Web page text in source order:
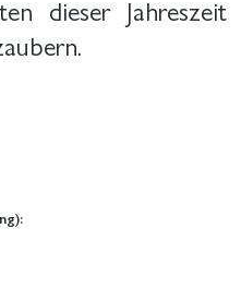
dieser Jahreszeit